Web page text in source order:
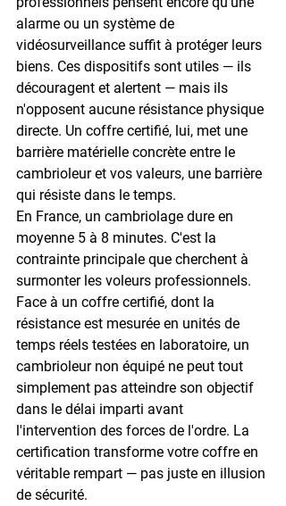
alarme ou un système de
vidéosurveillance suffit à protéger leurs
biens. Ces dispositifs sont utiles — ils
découragent et alertent — mais ils
n'opposent aucune résistance physique
directe. Un coffre certifié, lui, met une
barrière matérielle concrète entre le
cambrioleur et vos valeurs, une barrière
qui résiste dans le temps.
En France, un cambriolage dure en
moyenne 5 à 8 minutes. C'est la
contrainte principale que cherchent à
surmonter les voleurs professionnels.
Face à un coffre certifié, dont la
résistance est mesurée en unités de
temps réels testées en laboratoire, un
cambrioleur non équipé ne peut tout
simplement pas atteindre son objectif
dans le délai imparti avant
l'intervention des forces de l'ordre. La
certification transforme votre coffre en
véritable rempart — pas juste en illusion
de sécurité.